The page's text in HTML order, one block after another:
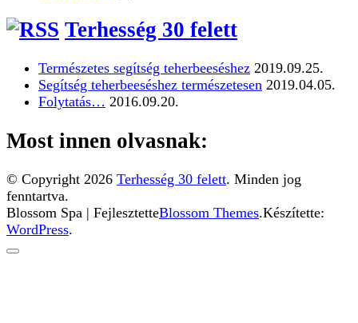
Terhesség 30 felett
Természetes segítség teherbeeséshez 2019.09.25.
Segítség teherbeeséshez természetesen 2019.04.05.
Folytatás… 2016.09.20.
Most innen olvasnak:
© Copyright 2026 Terhesség 30 felett. Minden jog
fenntartva.
Blossom Spa | FejlesztetteBlossom Themes.Készítette:
WordPress.